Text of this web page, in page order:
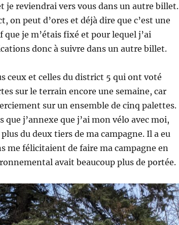
je reviendrai vers vous dans un autre billet.
on peut d’ores et déjà dire que c’est une
je m’étais fixé et pour lequel j’ai
donc à suivre dans un autre billet.
ceux et celles du district 5 qui ont voté
sur le terrain encore une semaine, car
sur un ensemble de cinq palettes.
que j’annexe que j’ai mon vélo avec moi,
du deux tiers de ma campagne. Il a eu
me félicitaient de faire ma campagne en
avait beaucoup plus de portée.